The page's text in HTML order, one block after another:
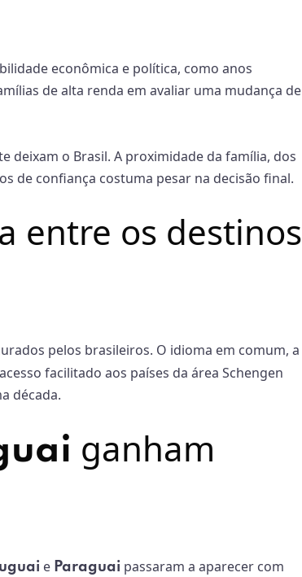
econômica e política, como anos
de alta renda em avaliar uma mudança de
deixam o Brasil. A proximidade da família, dos
de confiança costuma pesar na decisão final.
entre os destinos
pelos brasileiros. O idioma em comum, a
facilitado aos países da área Schengen
década.
ganham
e Paraguai passaram a aparecer com